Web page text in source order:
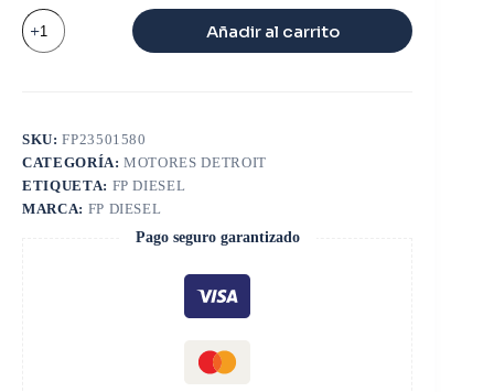
CAMISILLA
INYECTOR
DETROIT
Añadir al carrito
SKU:FP23501580
CATEGORÍA:MOTORES DETROIT
ETIQUETA: FP DIESEL
MARCA: FP DIESEL
Pago seguro garantizado